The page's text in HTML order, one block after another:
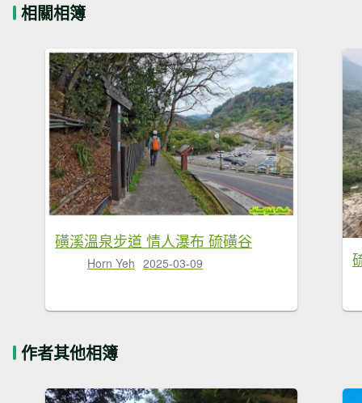
相關相簿
磺溪溫泉步道 情人瀑布 硫磺谷
Horn Yeh 2025-03-09
作者其他相簿